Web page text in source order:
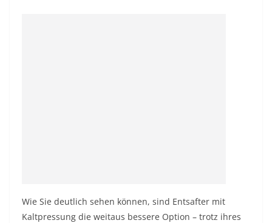
Wie Sie deutlich sehen können, sind Entsafter mit
Kaltpressung die weitaus bessere Option – trotz ihres